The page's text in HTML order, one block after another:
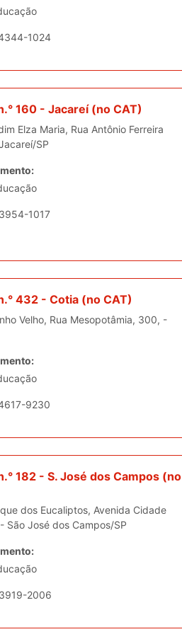
1024
160 - Jacareí (no CAT)
Elza Maria, Rua Antônio Ferreira
SP
1017
432 - Cotia (no CAT)
Velho, Rua Mesopotâmia, 300, -
9230
182 - S. José dos Campos (no
dos Eucaliptos, Avenida Cidade
São José dos Campos/SP
2006